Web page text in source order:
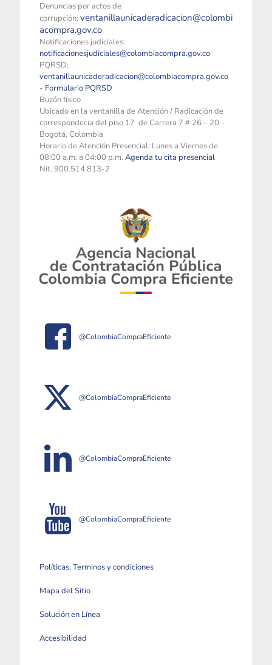
Denuncias por actos de
corrupción: ventanillaunicaderadicacion@colombi
acompra.gov.co
Notificaciones judiciales:
notificacionesjudiciales@colombiacompra.gov.co
PQRSD:
ventanillaunicaderadicacion@colombiacompra.gov.co
- Formulario PQRSD
Buzón físico
Ubicado en la ventanilla de Atención / Radicación de
correspondecia del piso 17 de Carrera 7 # 26 – 20 -
Bogotá, Colombia
Horario de Atención Presencial: Lunes a Viernes de
08:00 a.m. a 04:00 p.m. Agenda tu cita presencial
Nit. 900.514.813-2
@ColombiaCompraEficiente
@ColombiaCompraEficiente
@ColombiaCompraEficiente
@ColombiaCompraEficiente
Políticas, Terminos y condiciones
Mapa del Sitio
Solución en Línea
Accesibilidad